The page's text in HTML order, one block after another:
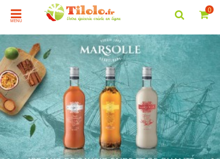
MENU
0